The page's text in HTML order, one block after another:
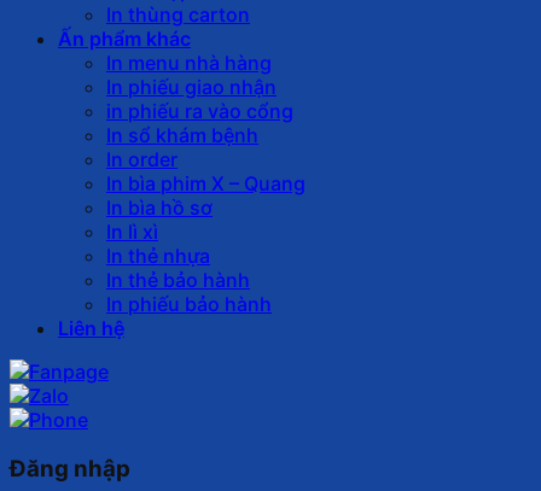
In thùng carton
Ấn phẩm khác
In menu nhà hàng
In phiếu giao nhận
in phiếu ra vào cổng
In sổ khám bệnh
In order
In bìa phim X – Quang
In bìa hồ sơ
In lì xì
In thẻ nhựa
In thẻ bảo hành
In phiếu bảo hành
Liên hệ
Đăng nhập